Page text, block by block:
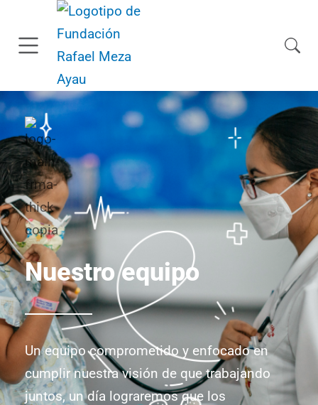
Nuestro equipo
Un equipo comprometido y enfocado en
cumplir nuestra visión de que trabajando
juntos, un día lograremos que los